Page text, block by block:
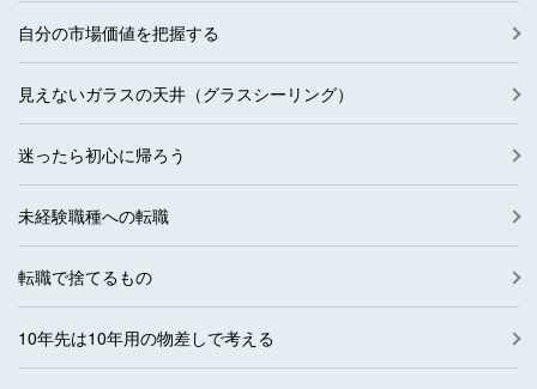
自分の市場価値を把握する
見えないガラスの天井（グラスシーリング）
迷ったら初心に帰ろう
未経験職種への転職
転職で捨てるもの
10年先は10年用の物差しで考える